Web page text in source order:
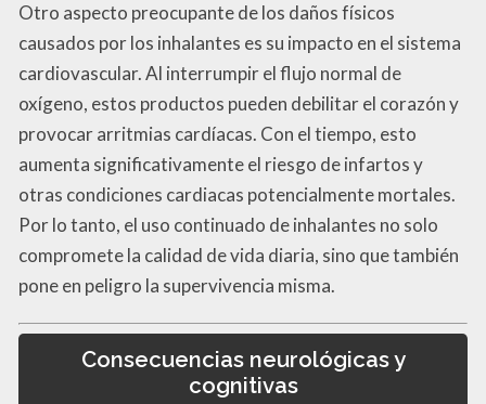
Otro aspecto preocupante de los daños físicos
causados por los inhalantes es su impacto en el sistema
cardiovascular. Al interrumpir el flujo normal de
oxígeno, estos productos pueden debilitar el corazón y
provocar arritmias cardíacas. Con el tiempo, esto
aumenta significativamente el riesgo de infartos y
otras condiciones cardiacas potencialmente mortales.
Por lo tanto, el uso continuado de inhalantes no solo
compromete la calidad de vida diaria, sino que también
pone en peligro la supervivencia misma.
Consecuencias neurológicas y
cognitivas